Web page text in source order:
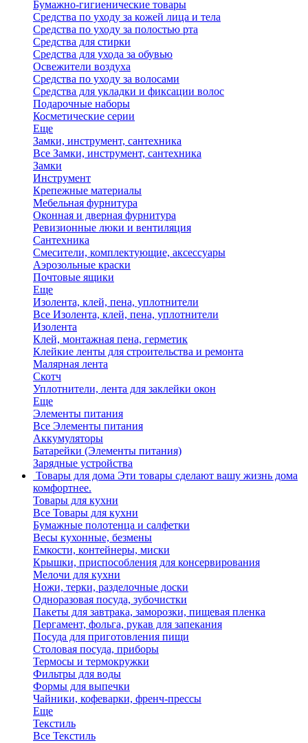
Бумажно-гигиенические товары
Средства по уходу за кожей лица и тела
Средства по уходу за полостью рта
Средства для стирки
Средства для ухода за обувью
Освежители воздуха
Средства по уходу за волосами
Средства для укладки и фиксации волос
Подарочные наборы
Косметические серии
Еще
Замки, инструмент, сантехника
Все Замки, инструмент, сантехника
Замки
Инструмент
Крепежные материалы
Мебельная фурнитура
Оконная и дверная фурнитура
Ревизионные люки и вентиляция
Сантехника
Смесители, комплектующие, аксессуары
Аэрозольные краски
Почтовые ящики
Еще
Изолента, клей, пена, уплотнители
Все Изолента, клей, пена, уплотнители
Изолента
Клей, монтажная пена, герметик
Клейкие ленты для строительства и ремонта
Малярная лента
Скотч
Уплотнители, лента для заклейки окон
Еще
Элементы питания
Все Элементы питания
Аккумуляторы
Батарейки (Элементы питания)
Зарядные устройства
Товары для дома Эти товары сделают вашу жизнь дома
комфортнее.
Товары для кухни
Все Товары для кухни
Бумажные полотенца и салфетки
Весы кухонные, безмены
Емкости, контейнеры, миски
Крышки, приспособления для консервирования
Мелочи для кухни
Ножи, терки, разделочные доски
Одноразовая посуда, зубочистки
Пакеты для завтрака, заморозки, пищевая пленка
Пергамент, фольга, рукав для запекания
Посуда для приготовления пищи
Столовая посуда, приборы
Термосы и термокружки
Фильтры для воды
Формы для выпечки
Чайники, кофеварки, френч-прессы
Еще
Текстиль
Все Текстиль